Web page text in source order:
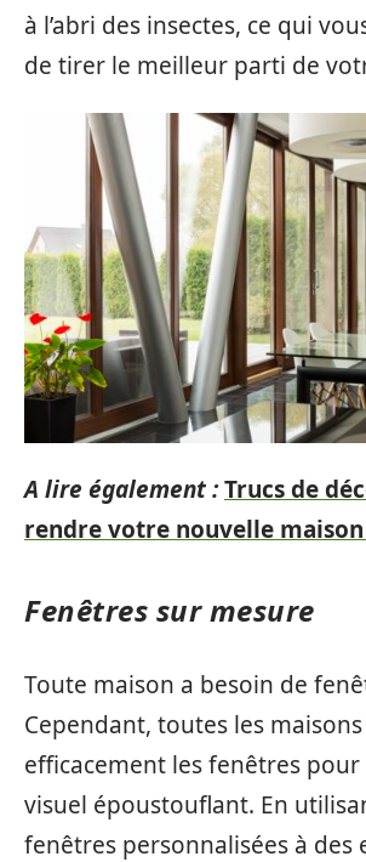
à l’abri des insectes, ce qui
de tirer le meilleur parti de
A lire également :Trucs de
rendre votre nouvelle
Fenêtres sur mesure
Toute maison a besoin de
Cependant, toutes les
efficacement les fenêtres
visuel époustouflant. En
fenêtres personnalisées à des